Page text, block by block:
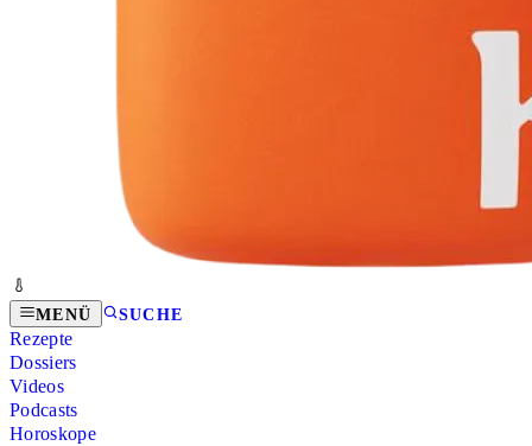
MENÜ SUCHE
Rezepte
Dossiers
Videos
Podcasts
Horoskope